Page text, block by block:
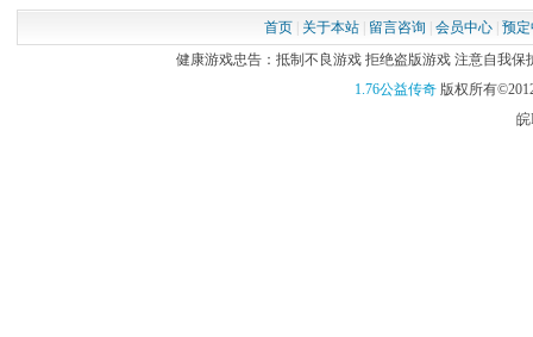
首页| 关于本站| 留言咨询 会员中心| 预
健康游戏忠告：抵制不良游戏 拒绝盗版游戏 注意自我保
1.76公益传奇版权所有
皖